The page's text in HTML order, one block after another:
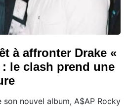
à affronter Drake «
le clash prend une
nouvel album, A$AP Rocky